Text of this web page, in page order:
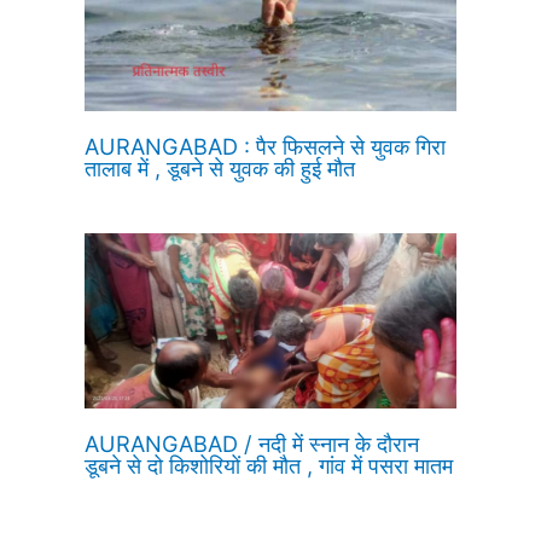
AURANGABAD : पैर फिसलने से युवक गिरा
तालाब में , डूबने से युवक की हुई मौत
AURANGABAD / नदी में स्नान के दौरान
डूबने से दो किशोरियों की मौत , गांव में पसरा मातम